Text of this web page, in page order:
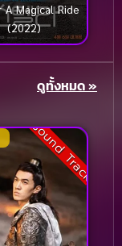
Magical Ride
(2022)
ดูทั้งหมด »
Sound Track